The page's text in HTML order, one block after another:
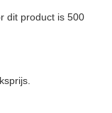
dit product is 500